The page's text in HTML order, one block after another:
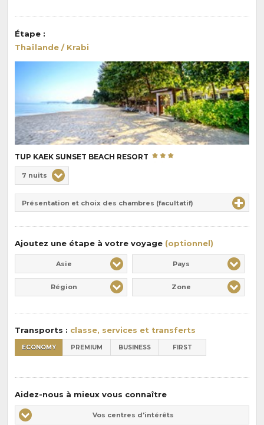
Étape :
Thaïlande / Krabi
TUP KAEK SUNSET BEACH RESORT
de
pension
:
Durée
7 nuits
Présentation et choix des chambres (facultatif)
Ajoutez une étape à votre voyage (optionnel)
Asie Pays
Région Zone
Transports : classe, services et transferts
ECONOMY PREMIUM BUSINESS FIRST
Aidez-nous à mieux vous connaître
Vos
Vos centres d'intérêts